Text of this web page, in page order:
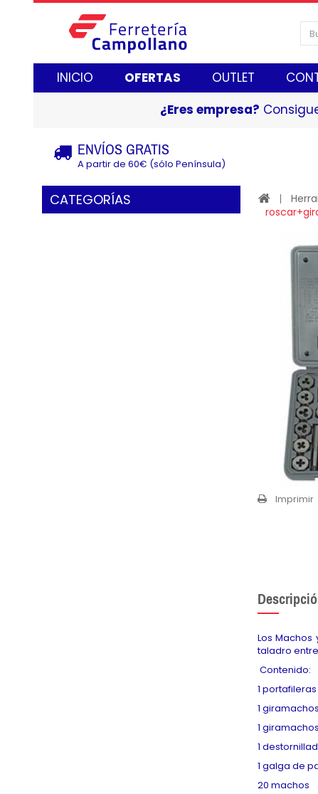
INICIO OFERTAS OUTLET
¿Eres empresa?
ENVÍOS GRATIS
A partir de 60€ (sólo Península)
CATEGORÍAS
Imprimir
Los Machos
taladro
Contenido:
1
1
1
1
1 galga de
20 machos